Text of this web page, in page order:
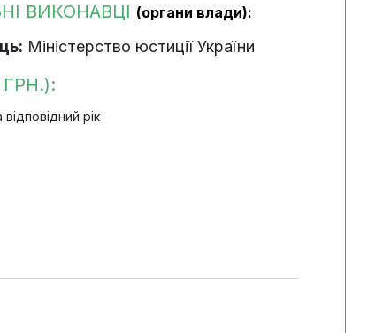
ВИКОНАВЦІ (органи влади):
Міністерство юстиції України
рік